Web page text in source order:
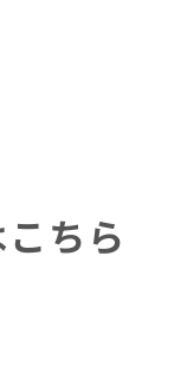
ちら